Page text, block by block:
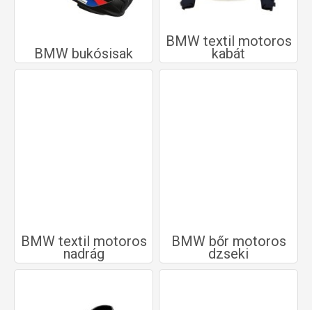
BMW bukósisak
BMW textil motoros
kabát
BMW textil motoros
nadrág
BMW bőr motoros
dzseki